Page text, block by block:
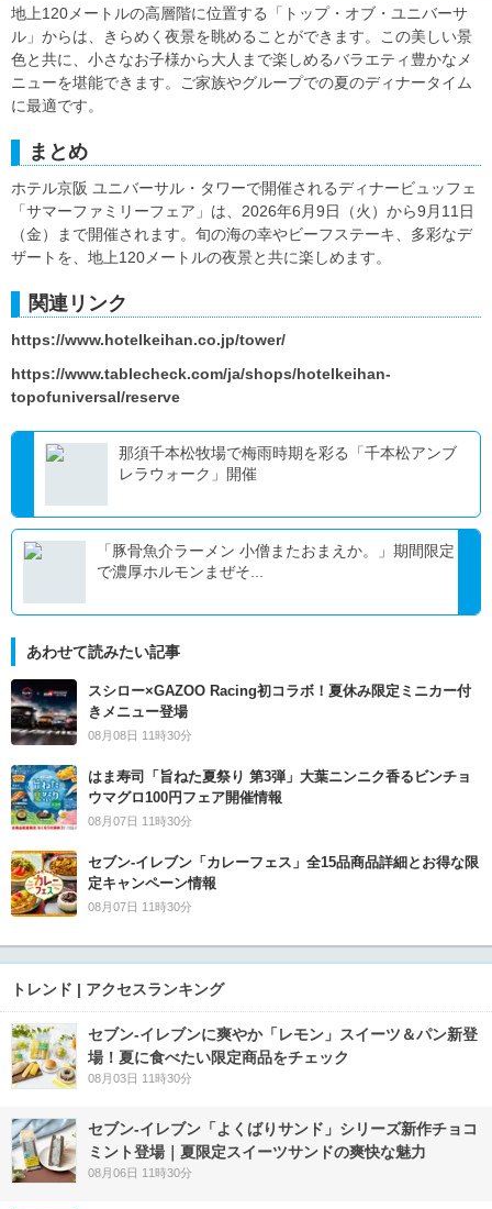
地上120メートルの高層階に位置する「トップ・オブ・ユニバーサ
ル」からは、きらめく夜景を眺めることができます。この美しい景
色と共に、小さなお子様から大人まで楽しめるバラエティ豊かなメ
ニューを堪能できます。ご家族やグループでの夏のディナータイム
に最適です。
まとめ
ホテル京阪 ユニバーサル・タワーで開催されるディナービュッフェ
「サマーファミリーフェア」は、2026年6月9日（火）から9月11日
（金）まで開催されます。旬の海の幸やビーフステーキ、多彩なデ
ザートを、地上120メートルの夜景と共に楽しめます。
関連リンク
https://www.hotelkeihan.co.jp/tower/
https://www.tablecheck.com/ja/shops/hotelkeihan-
topofuniversal/reserve
那須千本松牧場で梅雨時期を彩る「千本松アンブ
レラウォーク」開催
「豚骨魚介ラーメン 小僧またおまえか。」期間限定
で濃厚ホルモンまぜそ...
あわせて読みたい記事
スシロー×GAZOO Racing初コラボ！夏休み限定ミニカー付
きメニュー登場
08月08日 11時30分
はま寿司「旨ねた夏祭り 第3弾」大葉ニンニク香るビンチョ
ウマグロ100円フェア開催情報
08月07日 11時30分
セブン‐イレブン「カレーフェス」全15品商品詳細とお得な限
定キャンペーン情報
08月07日 11時30分
トレンド | アクセスランキング
セブン‐イレブンに爽やか「レモン」スイーツ＆パン新登
場！夏に食べたい限定商品をチェック
08月03日 11時30分
セブン‐イレブン「よくばりサンド」シリーズ新作チョコ
ミント登場｜夏限定スイーツサンドの爽快な魅力
08月06日 11時30分